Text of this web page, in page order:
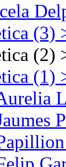
(3)
(2)
(1)